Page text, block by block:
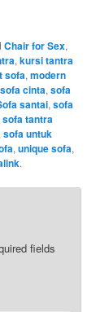
Chair for Sex,
,kursi tantra
sofa,modern
sofa cinta,sofa
santai,sofa
sofa tantra
,sofa untuk
,unique sofa,
.
fields